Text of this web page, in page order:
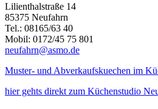
Lilienthalstraße 14
85375 Neufahrn
Tel.: 08165/63 40
Mobil: 0172/45 75 801
neufahrn@asmo.de
Muster- und Abverkaufskuechen im
hier gehts direkt zum Küchenstudio